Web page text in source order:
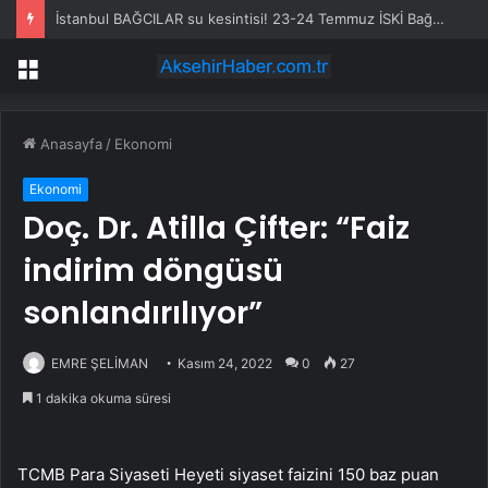
İstanbul BAĞCILAR su kesintisi! 23-24 Temmuz İSKİ Bağcılar su kesintisi ne zaman bitecek, sular ne zaman gelecek?
Menü
Anasayfa / Ekonomi
Ekonomi
Doç. Dr. Atilla Çifter: “Faiz
indirim döngüsü
sonlandırılıyor”
EMRE ŞELİMAN Kasım 24, 2022 0 27
1 dakika okuma süresi
TCMB Para Siyaseti Heyeti siyaset faizini 150 baz puan